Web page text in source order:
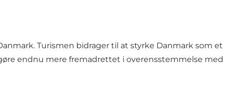
Turismen bidrager til at styrke Danmark som et
endnu mere fremadrettet i overensstemmelse med